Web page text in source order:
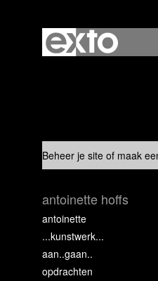
Beheer je site of maak
antoinette hoffs
antoinette
...kunstwerk...
aan..gaan..
opdrachten